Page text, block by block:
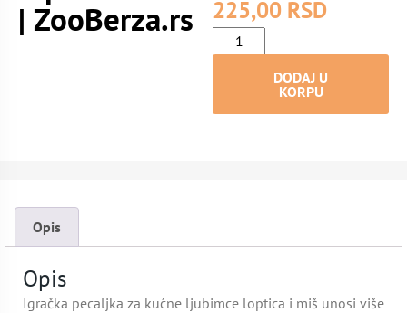
| ZooBerza.rs 225,00 RSD
DODAJ U
KORPU
Opis
Opis
Igračka pecaljka za kućne ljubimce loptica i miš unosi više